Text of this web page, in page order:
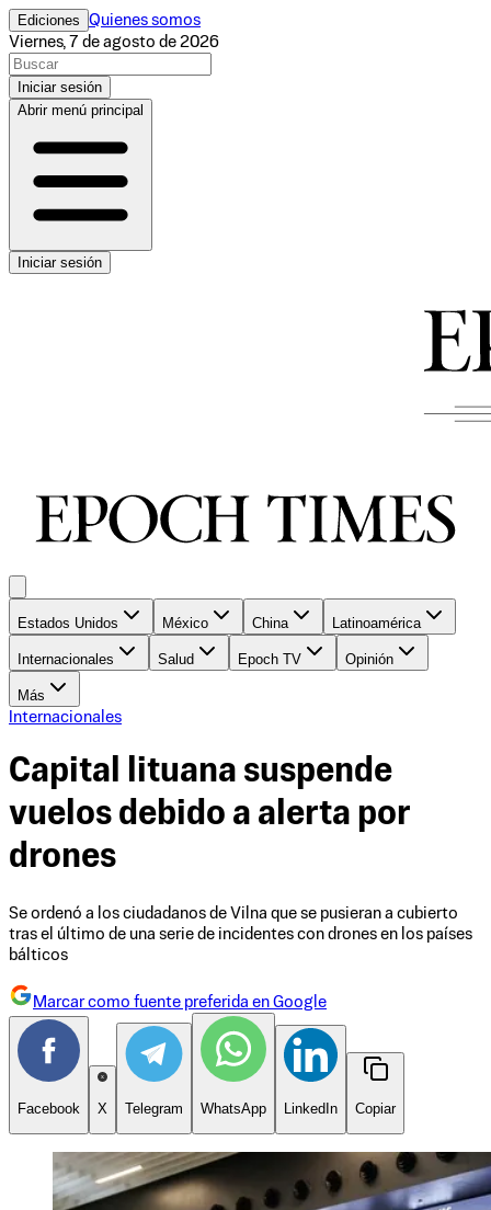
Ediciones Quienes somos
Viernes, 7 de agosto de 2026
Iniciar sesión
Abrir menú principal
Iniciar sesión
Estados Unidos México China Latinoamérica
Internacionales Salud Epoch TV Opinión
Más
Internacionales
Capital lituana suspende
vuelos debido a alerta por
drones
Se ordenó a los ciudadanos de Vilna que se pusieran a cubierto
tras el último de una serie de incidentes con drones en los países
bálticos
Marcar como fuente preferida en Google
Facebook X Telegram WhatsApp LinkedIn Copiar